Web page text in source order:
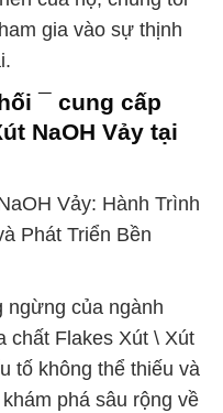
gia vào sự thịnh
¯ cung cấp
NaOH Vảy tại
Vảy: Hành Trình
Phát Triển Bền
ngừng của ngành
chất Flakes Xút \ Xút
tố không thể thiếu và
phá sâu rộng về